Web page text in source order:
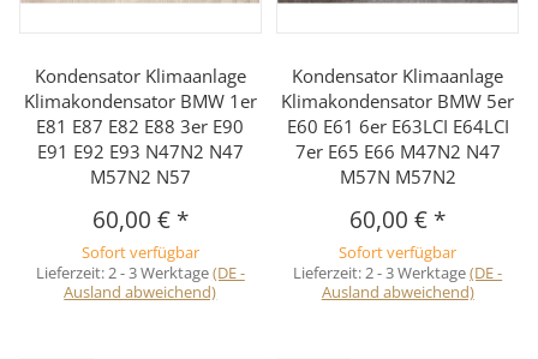
Kondensator Klimaanlage
Klimakondensator BMW 1er
E81 E87 E82 E88 3er E90
E91 E92 E93 N47N2 N47
M57N2 N57
60,00 € *
Sofort verfügbar
Lieferzeit:2 - 3 Werktage(DE -
Ausland abweichend)
Kondensator Klimaanlage
Klimakondensator BMW 5er
E60 E61 6er E63LCI E64LCI
7er E65 E66 M47N2 N47
M57N M57N2
60,00 € *
Sofort verfügbar
Lieferzeit:2 - 3 Werktage(DE -
Ausland abweichend)